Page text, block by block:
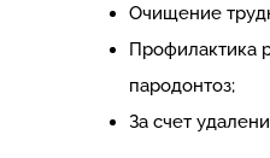
Очищение
Профилактика
пародонтоз;
За счет